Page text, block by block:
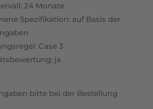
24 Monate
Spezifikation: auf Basis der
Case 3
ja
bitte bei der Bestellung